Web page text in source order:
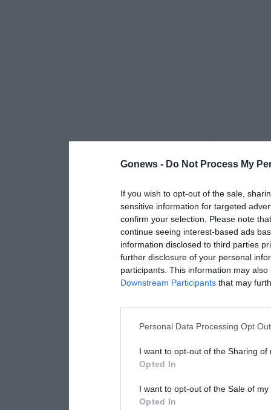
Gonews - Do Not Process My
If you wish to opt-out of the sale,
sensitive information for targeted
confirm your selection. Please note
continue seeing interest-based ads
information disclosed to third parties
further disclosure of your personal
participants. This information may
Downstream Participants that may
Personal Data Processing Opt
I want to opt-out of the Sharing of
Opted In
I want to opt-out of the Sale of
Opted In